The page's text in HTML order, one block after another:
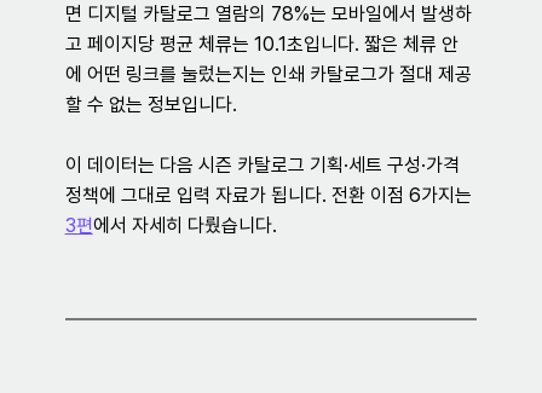
면 디지털 카탈로그 열람의 78%는 모바일에서 발생하
고 페이지당 평균 체류는 10.1초입니다. 짧은 체류 안
에 어떤 링크를 눌렀는지는 인쇄 카탈로그가 절대 제공
할 수 없는 정보입니다.
이 데이터는 다음 시즌 카탈로그 기획·세트 구성·가격
정책에 그대로 입력 자료가 됩니다. 전환 이점 6가지는
3편에서 자세히 다뤘습니다.